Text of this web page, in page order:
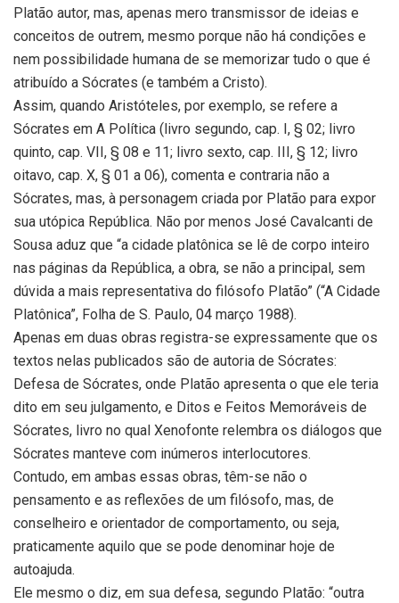
Platão autor, mas, apenas mero transmissor de ideias e
conceitos de outrem, mesmo porque não há condições e
nem possibilidade humana de se memorizar tudo o que é
atribuído a Sócrates (e também a Cristo).
Assim, quando Aristóteles, por exemplo, se refere a
Sócrates em A Política (livro segundo, cap. I, § 02; livro
quinto, cap. VII, § 08 e 11; livro sexto, cap. III, § 12; livro
oitavo, cap. X, § 01 a 06), comenta e contraria não a
Sócrates, mas, à personagem criada por Platão para expor
sua utópica República. Não por menos José Cavalcanti de
Sousa aduz que “a cidade platônica se lê de corpo inteiro
nas páginas da República, a obra, se não a principal, sem
dúvida a mais representativa do filósofo Platão” (“A Cidade
Platônica”, Folha de S. Paulo, 04 março 1988).
Apenas em duas obras registra-se expressamente que os
textos nelas publicados são de autoria de Sócrates:
Defesa de Sócrates, onde Platão apresenta o que ele teria
dito em seu julgamento, e Ditos e Feitos Memoráveis de
Sócrates, livro no qual Xenofonte relembra os diálogos que
Sócrates manteve com inúmeros interlocutores.
Contudo, em ambas essas obras, têm-se não o
pensamento e as reflexões de um filósofo, mas, de
conselheiro e orientador de comportamento, ou seja,
praticamente aquilo que se pode denominar hoje de
autoajuda.
Ele mesmo o diz, em sua defesa, segundo Platão: “outra